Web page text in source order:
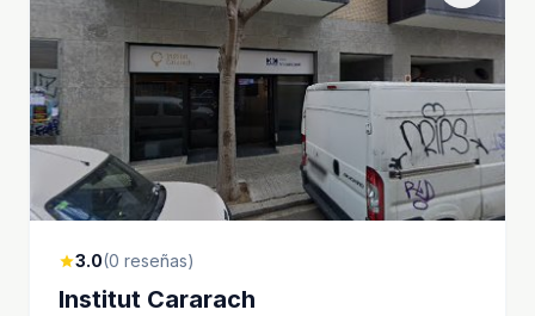
star3.0(0 reseñas)
Institut Cararach